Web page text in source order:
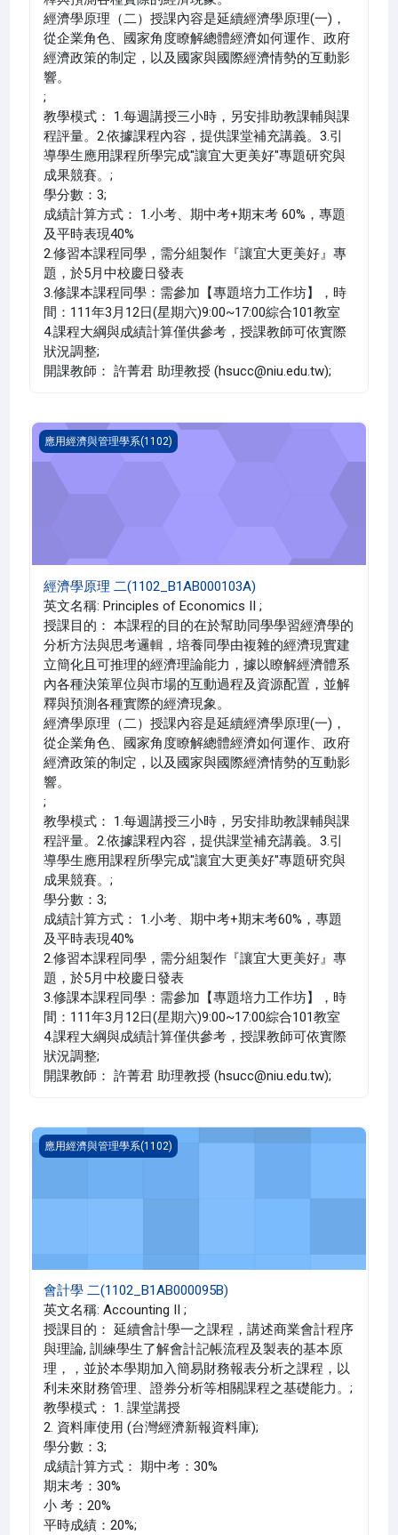
經濟學原理（二）授課內容是延續經濟學原理(一)，
從企業角色、國家角度瞭解總體經濟如何運作、政府
經濟政策的制定，以及國家與國際經濟情勢的互動影
響。
;
教學模式： 1.每週講授三小時，另安排助教課輔與課
程評量。2.依據課程內容，提供課堂補充講義。3.引
導學生應用課程所學完成"讓宜大更美好"專題研究與
成果競賽。;
學分數：3;
成績計算方式： 1.小考、期中考+期末考 60%，專題
及平時表現40%
2.修習本課程同學，需分組製作『讓宜大更美好』專
題，於5月中校慶日發表
3.修課本課程同學：需參加【專題培力工作坊】，時
間：111年3月12日(星期六)9:00~17:00綜合101教室
4.課程大綱與成績計算僅供參考，授課教師可依實際
狀況調整;
開課教師： 許菁君 助理教授 (hsucc@niu.edu.tw);
經濟學原理 二(1102_B1AB000103A)
應用經濟與管理學系(1102)
經濟學原理 二(1102_B1AB000103A)
英文名稱: Principles of Economics II ;
授課目的： 本課程的目的在於幫助同學學習經濟學的
分析方法與思考邏輯，培養同學由複雜的經濟現實建
立簡化且可推理的經濟理論能力，據以瞭解經濟體系
內各種決策單位與市場的互動過程及資源配置，並解
釋與預測各種實際的經濟現象。
經濟學原理（二）授課內容是延續經濟學原理(一)，
從企業角色、國家角度瞭解總體經濟如何運作、政府
經濟政策的制定，以及國家與國際經濟情勢的互動影
響。
;
教學模式： 1.每週講授三小時，另安排助教課輔與課
程評量。2.依據課程內容，提供課堂補充講義。3.引
導學生應用課程所學完成"讓宜大更美好"專題研究與
成果競賽。;
學分數：3;
成績計算方式： 1.小考、期中考+期末考60%，專題
及平時表現40%
2.修習本課程同學，需分組製作『讓宜大更美好』專
題，於5月中校慶日發表
3.修課本課程同學：需參加【專題培力工作坊】，時
間：111年3月12日(星期六)9:00~17:00綜合101教室
4.課程大綱與成績計算僅供參考，授課教師可依實際
狀況調整;
開課教師： 許菁君 助理教授 (hsucc@niu.edu.tw);
會計學 二(1102_B1AB000095B)
應用經濟與管理學系(1102)
會計學 二(1102_B1AB000095B)
英文名稱: Accounting II ;
授課目的： 延續會計學一之課程，講述商業會計程序
與理論, 訓練學生了解會計記帳流程及製表的基本原
理，，並於本學期加入簡易財務報表分析之課程，以
利未來財務管理、證券分析等相關課程之基礎能力。;
教學模式： 1. 課堂講授
2. 資料庫使用 (台灣經濟新報資料庫);
學分數：3;
成績計算方式： 期中考：30%
期末考：30%
小 考：20%
平時成績：20%;